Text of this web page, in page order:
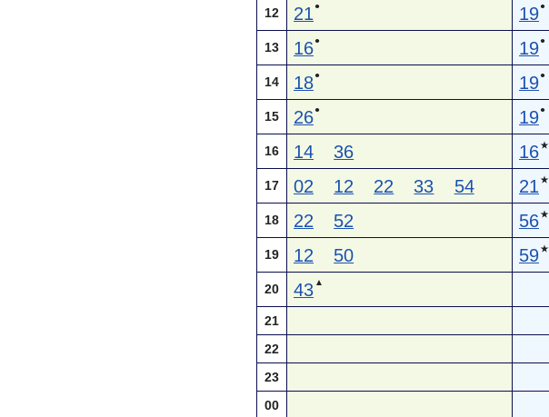
12 21 ● 19●
13 16● 19●
14 18● 19●
15 26● 19●
16 14 36 16★
17 02 12 22 33 54 21 ★
18 22 52 56★
19 12 50 59★
20 43 ▲
21
22
23
00